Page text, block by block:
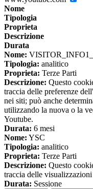
Nome
Tipologia
Proprieta
Descrizione
Durata
Nome:
Tipologia: analitico
Proprieta: Terze Parti
Descrizione: Questo
traccia delle preferenze
nei siti; può anche
utilizzando la nuova o la
Youtube.
Durata: 6 mesi
Nome: YSC
Tipologia: analitico
Proprieta: Terze Parti
Descrizione: Questo
traccia delle
Durata: Sessione